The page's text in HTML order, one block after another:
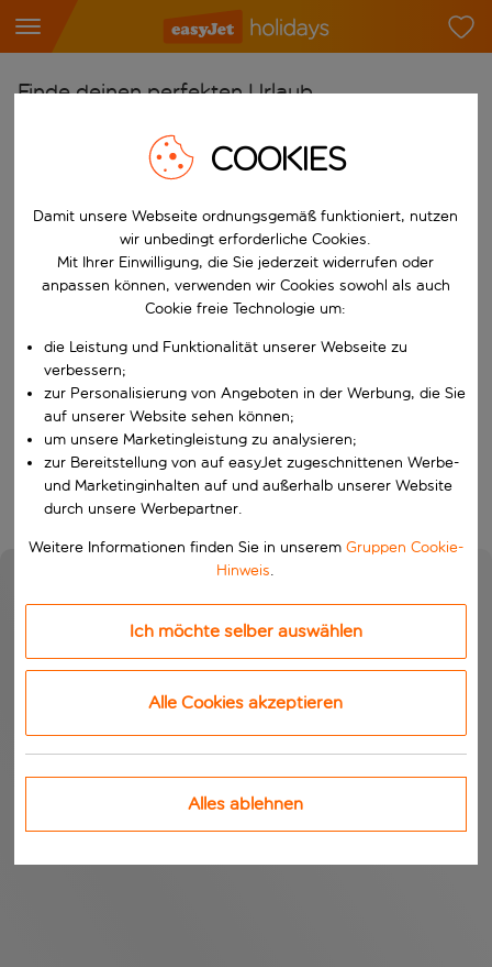
Finde deinen perfekten Urlaub
Beginne mit der Eingabe für die automatische
Flughafen wählen
Beginne mit der Eingabe für die automatische
Reiseziel wählen
Nach
Wähle ein Ab- und Rückflugdatum aus.
Wann
Wer
Suchen
COOKIES
Damit unsere Webseite ordnungsgemäß funktioniert, nutzen
wir unbedingt erforderliche Cookies.
Mit Ihrer Einwilligung, die Sie jederzeit widerrufen oder
anpassen können, verwenden wir Cookies sowohl als auch
Cookie freie Technologie um:
die Leistung und Funktionalität unserer Webseite zu
verbessern;
zur Personalisierung von Angeboten in der Werbung, die Sie
auf unserer Website sehen können;
um unsere Marketingleistung zu analysieren;
zur Bereitstellung von auf easyJet zugeschnittenen Werbe-
und Marketinginhalten auf und außerhalb unserer Website
durch unsere Werbepartner.
Weitere Informationen finden Sie in unserem Gruppen Cookie-
Hinweis.
Ich möchte selber auswählen
Alle Cookies akzeptieren
Alles ablehnen